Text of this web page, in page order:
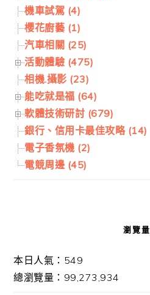
機車試駕 (4)
櫻花廚藝 (1)
汽車相關 (25)
活動體驗 (475)
相機.攝影 (23)
能吃就是福 (64)
軟體技術研討 (679)
銀行、信用卡最佳攻略 (14)
電子香氛機 (2)
電競周邊 (45)
瀏覽量
本日人氣：549
總瀏覽量：99,273,934